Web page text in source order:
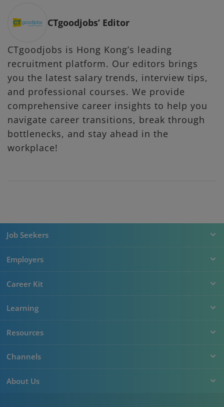
CTgoodjobs’ Editor
CTgoodjobs is Hong Kong’s leading
recruitment platform. Our editors brings
you the latest salary trends, interview tips,
and professional courses. We provide
comprehensive career insights to help you
navigate career transitions, break through
bottlenecks, and stay ahead in the
workplace!
Job Seekers
Employers
Career Kit
Learning
Resources
Channels
About Us